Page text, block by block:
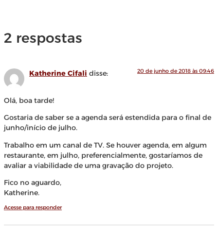
2 respostas
Katherine Cifali disse: 20 de junho de 2018 às 09:46
Olá, boa tarde!
Gostaria de saber se a agenda será estendida para o final de
junho/início de julho.
Trabalho em um canal de TV. Se houver agenda, em algum
restaurante, em julho, preferencialmente, gostaríamos de
avaliar a viabilidade de uma gravação do projeto.
Fico no aguardo,
Katherine.
Acesse para responder